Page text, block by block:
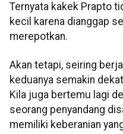
Ternyata kakek Prapto
kecil karena dianggap
merepotkan.
Akan tetapi, seiring
keduanya semakin
Kila juga bertemu lagi
seorang penyandang
memiliki keberanian